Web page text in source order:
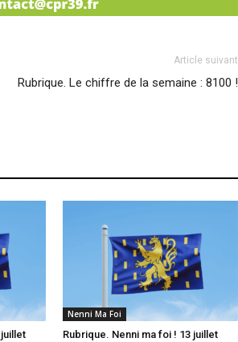
Article suivant
Rubrique. Le chiffre de la semaine : 8100 !
Nenni Ma Foi
Rubrique. Nenni ma foi ! 13 juillet